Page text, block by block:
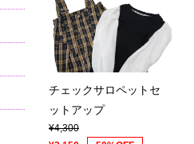
チェックサロペットセ
ットアップ
¥4,300